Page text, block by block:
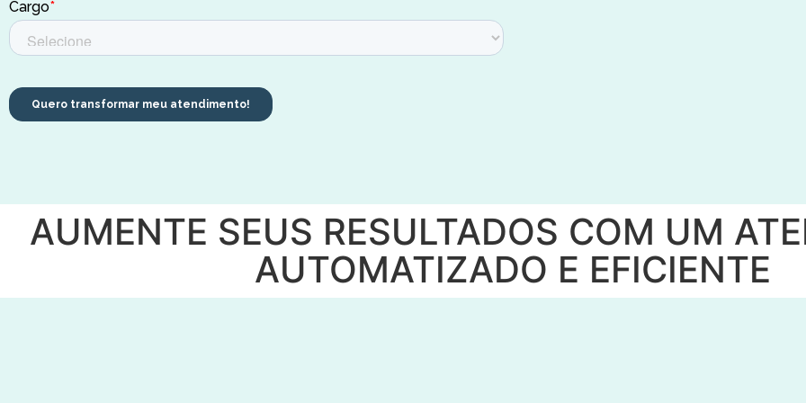
AUMENTE SEUS RESULTADOS COM UM
AUTOMATIZADO E EFICIENTE